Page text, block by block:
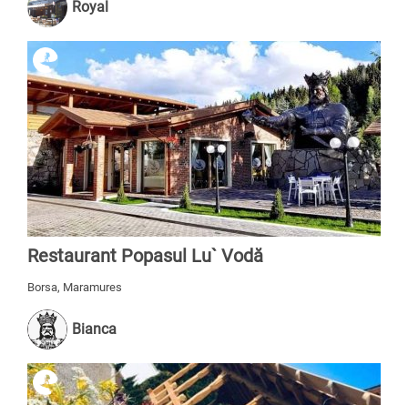
Royal
Restaurant Popasul Lu` Vodă
Borsa, Maramures
Bianca